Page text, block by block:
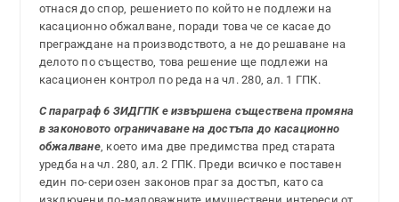
отнася до спор, решението по който не подлежи на
касационно обжалване, поради това че се касае до
преграждане на производството, а не до решаване на
делото по същество, това решение ще подлежи на
касационен контрол по реда на чл. 280, ал. 1 ГПК.
С параграф 6 ЗИДГПК е извършена съществена промяна
в законовото ограничаване на достъпа до касационно
обжалване, което има две предимства пред старата
уредба на чл. 280, ал. 2 ГПК. Преди всичко е поставен
един по-сериозен законов праг за достъп, като са